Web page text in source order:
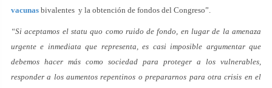
vacunas bivalentes y la obtención de fondos del Congreso”.
“Si aceptamos el statu quo como ruido de fondo, en lugar de la amenaza
urgente e inmediata que representa, es casi imposible argumentar que
debemos hacer más como sociedad para proteger a los vulnerables,
responder a los aumentos repentinos o prepararnos para otra crisis en el